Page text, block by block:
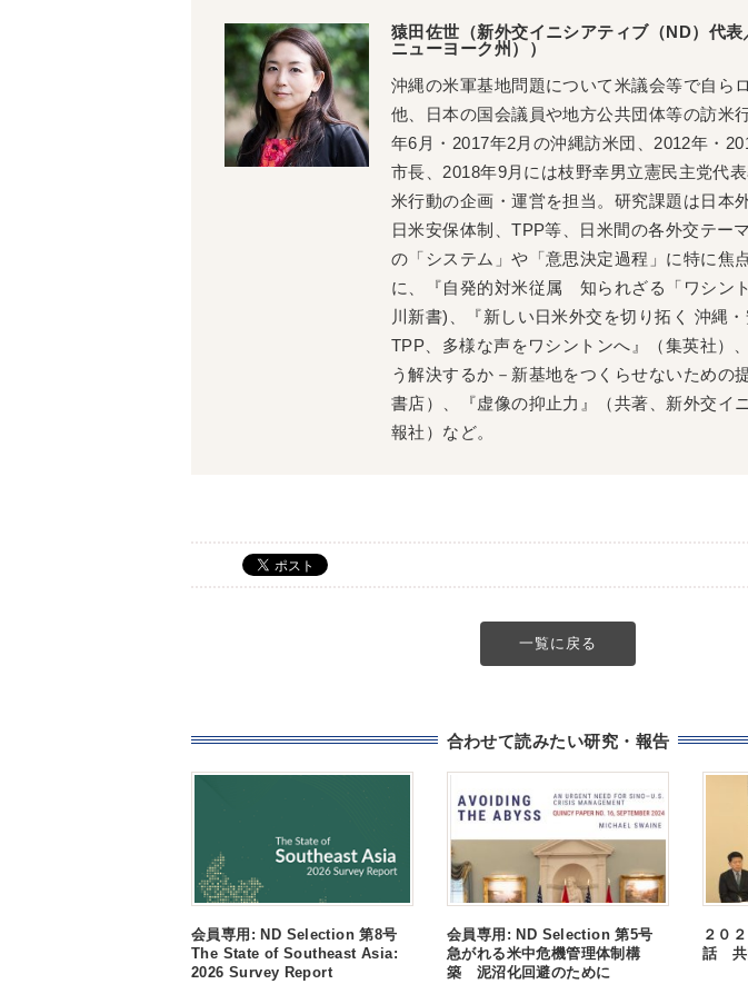
猿田佐世（新外交イニシアティブ（ND）代表
ニューヨーク州））
沖縄の米軍基地問題について米議会等で自ら
他、日本の国会議員や地方公共団体等の訪米
年6月・2017年2月の沖縄訪米団、2012年・
市長、2018年9月には枝野幸男立憲民主党代
米行動の企画・運営を担当。研究課題は日本
日米安保体制、TPP等、日米間の各外交テー
の「システム」や「意思決定過程」に特に焦
に、『自発的対米従属 知られざる「ワシン
川新書)、『新しい日米外交を切り拓く 沖縄・
TPP、多様な声をワシントンへ』（集英社）
う解決するか－新基地をつくらせないための
書店）、『虚像の抑止力』（共著、新外交イ
報社）など。
一覧に戻る
合わせて読みたい研究・報告
会員専用: ND Selection 第8号
The State of Southeast Asia:
2026 Survey Report
会員専用: ND Selection 第5号
急がれる米中危機管理体制構
築 泥沼化回避のために
２０
話 共